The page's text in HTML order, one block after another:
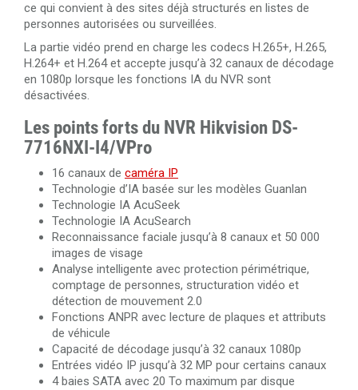
ce qui convient à des sites déjà structurés en listes de
personnes autorisées ou surveillées.
La partie vidéo prend en charge les codecs H.265+, H.265,
H.264+ et H.264 et accepte jusqu’à 32 canaux de décodage
en 1080p lorsque les fonctions IA du NVR sont
désactivées.
Les points forts du NVR Hikvision DS-
7716NXI-I4/VPro
16 canaux de caméra IP
Technologie d’IA basée sur les modèles Guanlan
Technologie IA AcuSeek
Technologie IA AcuSearch
Reconnaissance faciale jusqu’à 8 canaux et 50 000
images de visage
Analyse intelligente avec protection périmétrique,
comptage de personnes, structuration vidéo et
détection de mouvement 2.0
Fonctions ANPR avec lecture de plaques et attributs
de véhicule
Capacité de décodage jusqu’à 32 canaux 1080p
Entrées vidéo IP jusqu’à 32 MP pour certains canaux
4 baies SATA avec 20 To maximum par disque